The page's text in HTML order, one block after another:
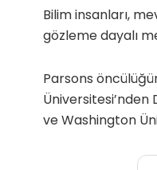
Bilim insanları,
gözleme dayalı
Parsons
ve Washington